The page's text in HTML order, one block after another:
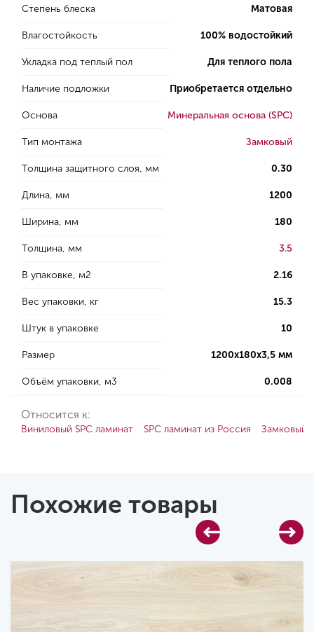
Степень блеска Матовая
Влагостойкость 100% водостойкий
Укладка под теплый пол Для теплого пола
Наличие подложки Приобретается отдельно
Основа Минеральная основа (SPC)
Тип монтажа Замковый
Толщина защитного слоя, мм 0.30
Длина, мм 1200
Ширина, мм 180
Толщина, мм 3.5
В упаковке, м2 2.16
Вес упаковки, кг 15.3
Штук в упаковке 10
Размер 1200х180х3,5 мм
Объём упаковки, м3 0.008
Относится к:
Виниловый SPC ламинат SPC ламинат из Россия Замковый
Похожие товары